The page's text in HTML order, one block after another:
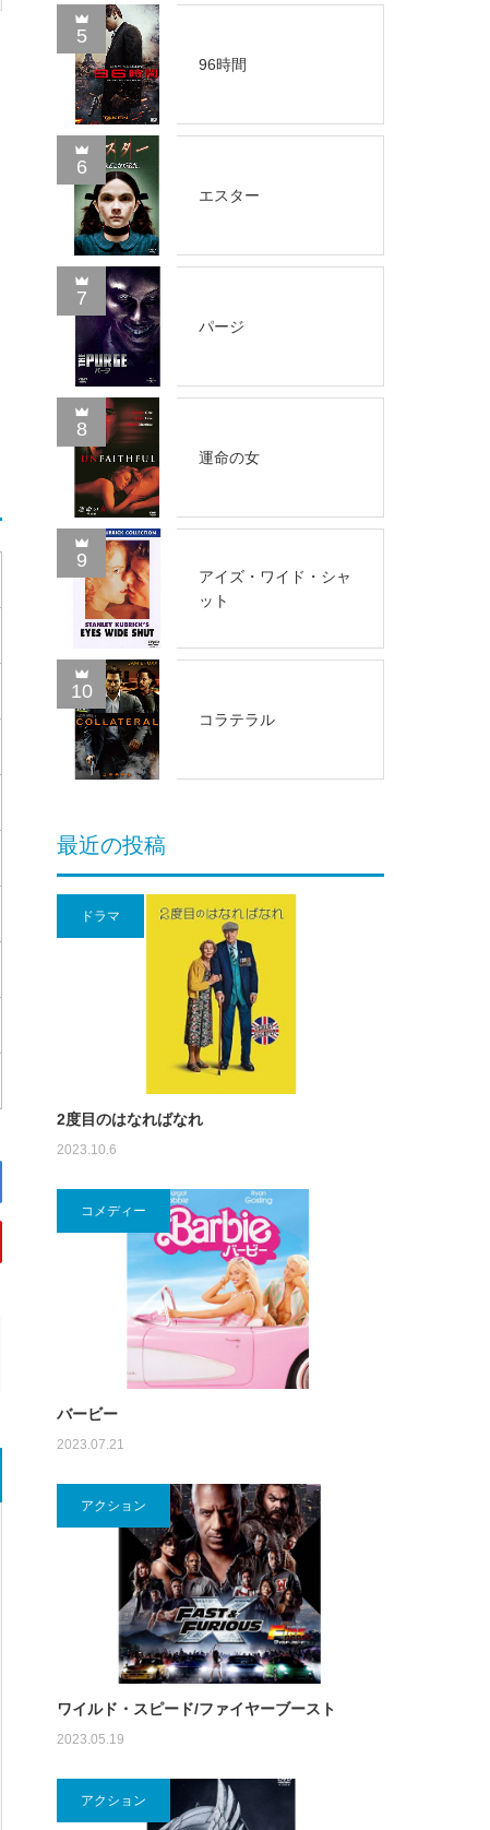
5
96時間
6
エスター
7
パージ
8
運命の女
9
アイズ・ワイド・シャ
ット
10
コラテラル
最近の投稿
ドラマ
2度目のはなればなれ
2023.10.6
コメディー
バービー
2023.07.21
アクション
ワイルド・スピード/ファイヤーブースト
2023.05.19
アクション